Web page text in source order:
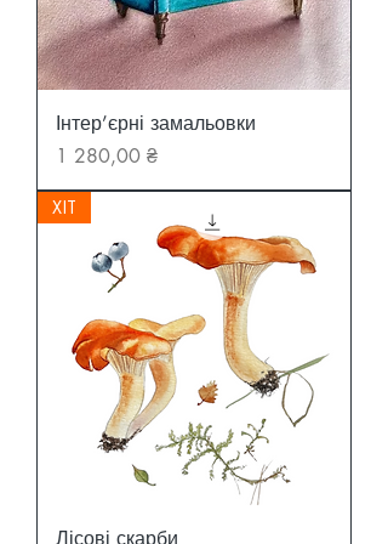
Інтер’єрні замальовки
Ціна
1 280,00 ₴
ХІТ
Лісові скарби